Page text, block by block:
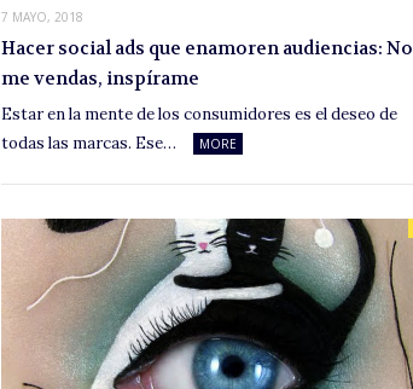
7 MAYO, 2018
Hacer social ads que enamoren audiencias: No
me vendas, inspírame
Estar en la mente de los consumidores es el deseo de
todas las marcas. Ese…
MORE